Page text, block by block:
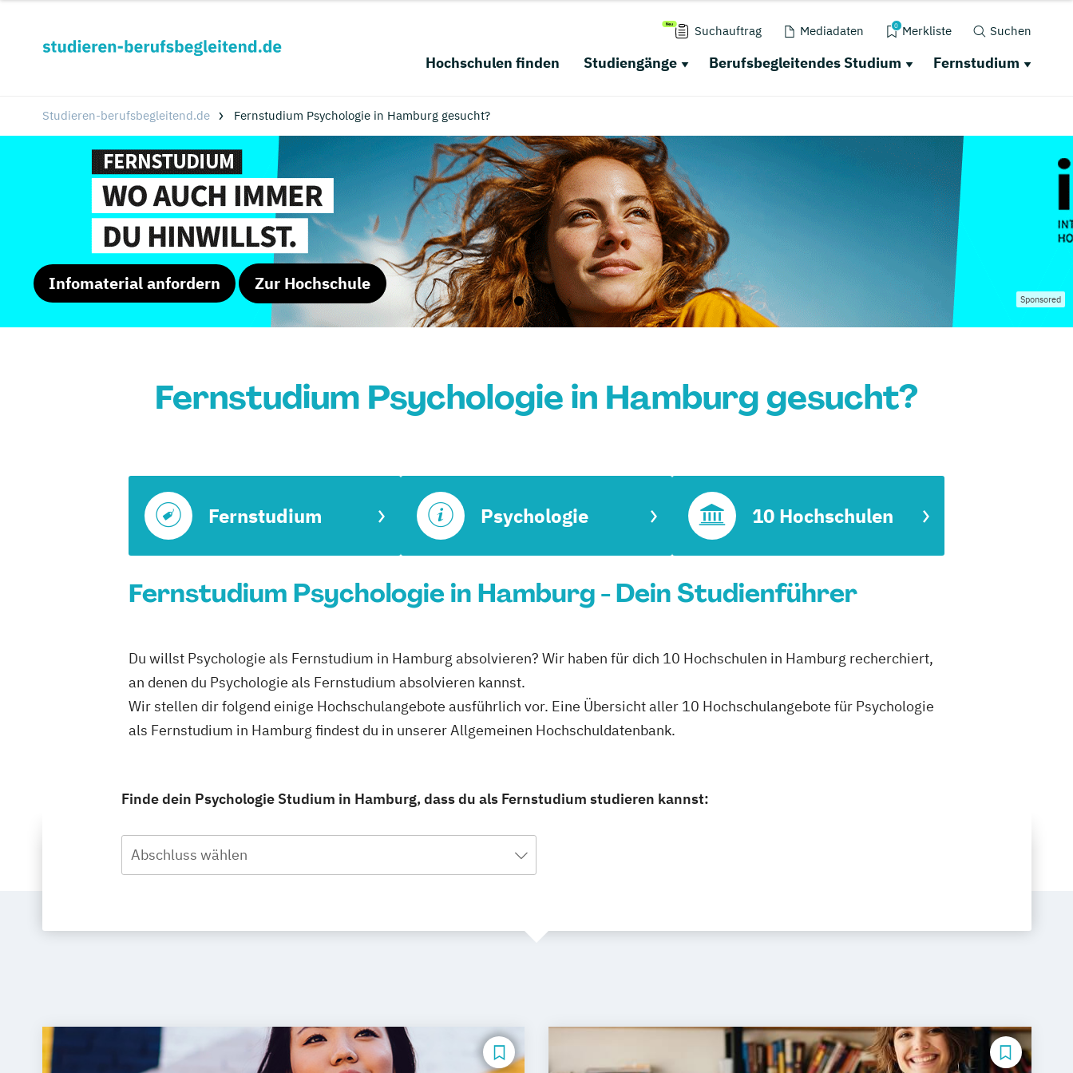
Suchauftrag Mediadaten 0 Merkliste Suchen
Hochschulen finden Studiengänge Berufsbegleitendes Studium Fernstudium
Studieren-berufsbegleitend.de Fernstudium Psychologie in Hamburg gesucht?
Infomaterial anfordern Zur Hochschule
Sponsored
Fernstudium Psychologie in Hamburg gesucht?
Fernstudium Psychologie 10 Hochschulen
Fernstudium Psychologie in Hamburg - Dein Studienführer
Du willst Psychologie als Fernstudium in Hamburg absolvieren? Wir haben für dich 10 Hochschulen in Hamburg recherchiert,
an denen du Psychologie als Fernstudium absolvieren kannst.
Wir stellen dir folgend einige Hochschulangebote ausführlich vor. Eine Übersicht aller 10 Hochschulangebote für Psychologie
als Fernstudium in Hamburg findest du in unserer Allgemeinen Hochschuldatenbank.
Finde dein Psychologie Studium in Hamburg, dass du als Fernstudium studieren kannst:
Abschluss wählen